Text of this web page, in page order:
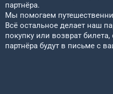
партнёра.
Мы помогаем
Всё остальное делает наш
покупку или возврат
партнёра будут в письме с